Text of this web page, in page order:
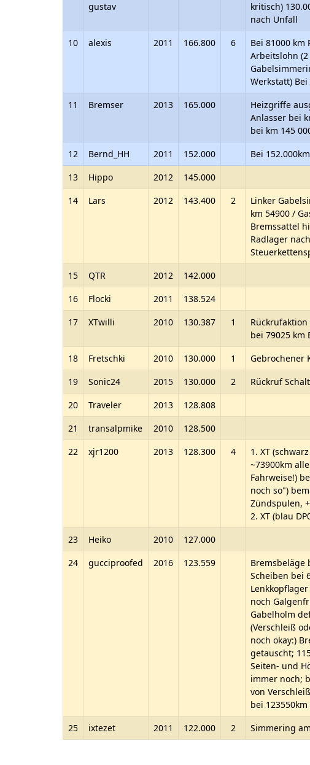
gustav
kritisch)
nach Unfall
10 alexis 2011 166.800 6
Bei 81000
Arbeitslohn
Werkstatt)
11 Bremser 2013 165.000
Heizgriffe
Anlasser bei
bei km 145
12 Bernd_HH 2011 152.000 Bei
13
Hippo 2012 145.000
14
Lars 2012 143.400 2
Linker
km 54900 /
Bremssattel
Radlager
15 QTR 2012 142.000
16
Flocki 2011 138.524
17
XTwilli 2010 130.387 1
bei 79025 km
18 Fretschki 2010 130.000 1 Gebrochener
19
Sonic24 2015 130.000 2 Rückruf
20
Traveler 2013 128.808
21
transalpmike 2010 128.500
22
xjr1200 2013 128.300 4
1. XT
~73900km
Fahrweise!)
noch so")
Zündspulen,
2. XT (blau
23 Heiko 2010 127.000
24
gucciproofed 2016 123.559
Bremsbeläge
Scheiben bei
noch
Gabelholm
(Verschleiß
noch okay:)
getauscht;
Seiten- und
immer noch;
von
bei 123550km
25 ixtezet 2011 122.000 2 Simmering